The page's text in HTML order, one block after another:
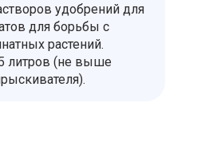
удобрений для
для борьбы с
растений.
литров (не выше